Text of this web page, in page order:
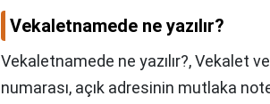
Vekaletnamede ne yazılır?
Vekaletnamede ne yazılır?,Vekalet
numarası, açık adresinin mutlaka